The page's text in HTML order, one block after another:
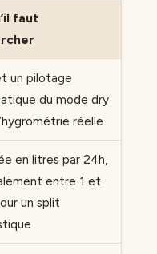
faut
un pilotage
du mode dry
réelle
en litres par 24h,
entre 1 et
un split